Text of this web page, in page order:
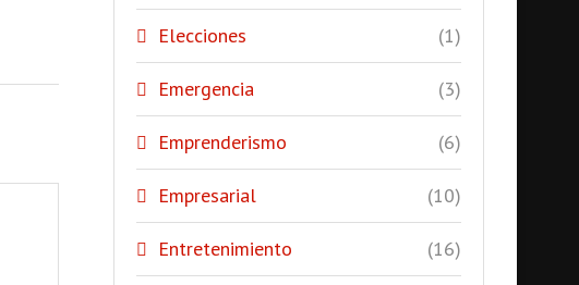
Elecciones (1)
Emergencia (3)
Emprenderismo (6)
Empresarial (10)
Entretenimiento (16)